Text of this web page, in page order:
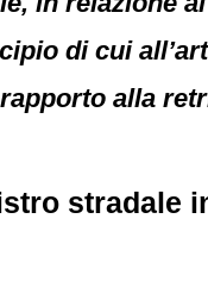
di cui
alla
stradale